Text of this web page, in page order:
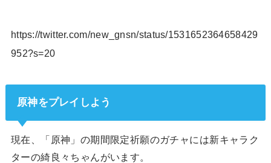
https://twitter.com/new_gnsn/status/1531652364658429
952?s=20
原神をプレイしよう
現在、「原神」の期間限定祈願のガチャには新キャラク
ターの綺良々ちゃんがいます。